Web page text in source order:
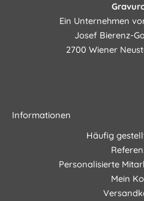
Ein Unternehmen
Josef Bierenz-
2700 Wiener
Informationen
Häufig
Personalisierte
Mein